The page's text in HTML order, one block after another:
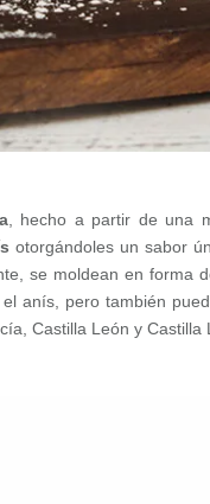
, hecho a partir de una
otorgándoles un sabor
se moldean en forma
anís, pero también
Castilla León y Castilla